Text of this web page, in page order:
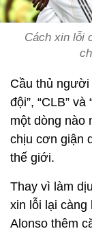
Cách xin lỗi
Cầu thủ người
đội”, “CLB”
một dòng nào
chịu cơn giận
thế giới.
Thay vì làm
xin lỗi lại càng
Alonso thêm